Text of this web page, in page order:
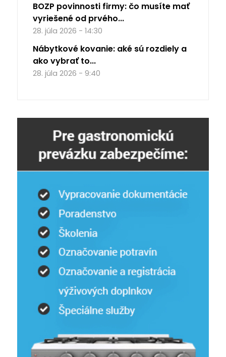
BOZP povinnosti firmy: čo musíte mať
vyriešené od prvého...
28. júla 2026 - 14:30
Nábytkové kovanie: aké sú rozdiely a
ako vybrať to...
28. júla 2026 - 9:40